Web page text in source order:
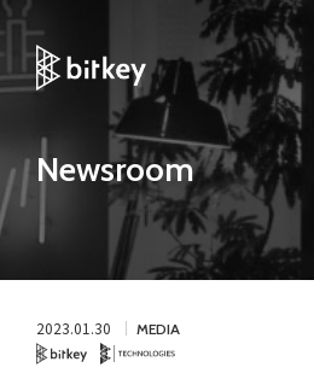
Newsroom
2023.01.30 MEDIA